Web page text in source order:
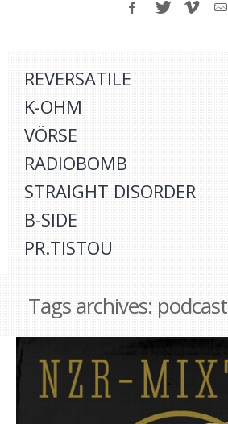
REVERSATILE
K-OHM
VÖRSE
RADIOBOMB
STRAIGHT DISORDER
B-SIDE
PR.TISTOU
Tags archives: podcast